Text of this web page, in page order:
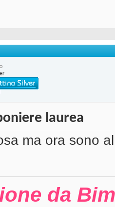
laurea
ma ora sono
da